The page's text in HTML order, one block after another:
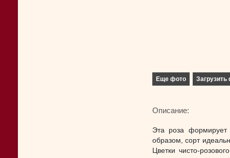
Еще фото Загрузить
Описание:
Эта роза
образом, сорт
Цветки чисто-